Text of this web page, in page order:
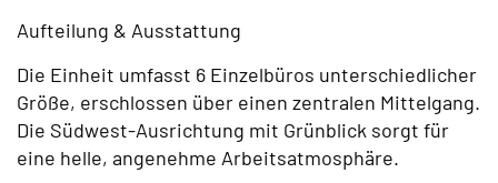
Aufteilung & Ausstattung
Die Einheit umfasst 6 Einzelbüros unterschiedlicher
Größe, erschlossen über einen zentralen Mittelgang.
Die Südwest-Ausrichtung mit Grünblick sorgt für
eine helle, angenehme Arbeitsatmosphäre.